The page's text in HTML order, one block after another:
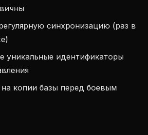
синхронизацию (раз в
уникальные идентификаторы
на копии базы перед боевым